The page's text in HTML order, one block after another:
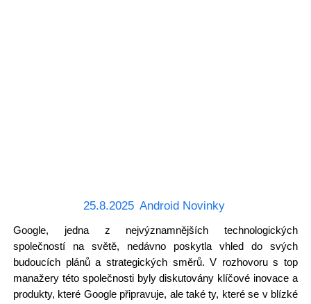
25.8.2025 Android Novinky
Google, jedna z nejvýznamnějších technologických
společností na světě, nedávno poskytla vhled do svých
budoucích plánů a strategických směrů. V rozhovoru s top
manažery této společnosti byly diskutovány klíčové inovace a
produkty, které Google připravuje, ale také ty, které se v blízké